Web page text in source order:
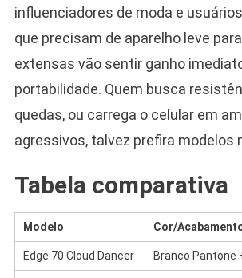
influenciadores de moda e
que precisam de aparelho leve
extensas vão sentir ganho
portabilidade. Quem busca
quedas, ou carrega o celular em
agressivos, talvez prefira modelos
Tabela comparativa
Modelo Cor/
Edge 70 Cloud Dancer Branco Pantone